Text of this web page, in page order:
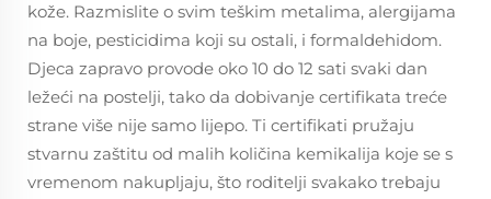
kože. Razmislite o svim teškim metalima, alergijama
na boje, pesticidima koji su ostali, i formaldehidom.
Djeca zapravo provode oko 10 do 12 sati svaki dan
ležeći na postelji, tako da dobivanje certifikata treće
strane više nije samo lijepo. Ti certifikati pružaju
stvarnu zaštitu od malih količina kemikalija koje se s
vremenom nakupljaju, što roditelji svakako trebaju